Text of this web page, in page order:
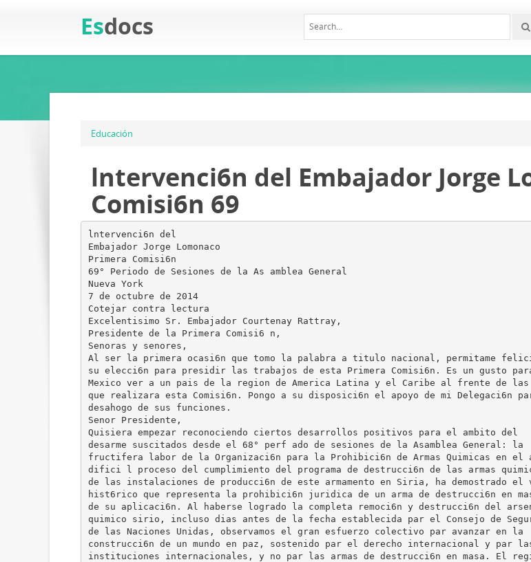
Esdocs
Educación
lntervenci6n del Embajador Jorge
Comisi6n 69
lntervenci6n del
Embajador Jorge Lomonaco
Primera Comisi6n
69° Periodo de Sesiones de la As amblea General
Nueva York
7 de octubre de 2014
Cotejar contra lectura
Excelentisimo Sr. Embajador Courtenay Rattray,
Presidente de la Primera Comisi6 n,
Senoras y senores,
Al ser la primera ocasi6n que tomo la palabra a titulo nacional, permitame
su elecci6n para presidir las trabajos de esta Primera Comisi6n. Es un gusto
Mexico ver a un pais de la region de America Latina y el Caribe al frente de las
que realizara esta Comisi6n. Pongo a su disposici6n el apoyo de mi Delegaci6n
desahogo de sus funciones.
Senor Presidente,
Quisiera empezar reconociendo ciertos desarrollos positivos para el ambito del
desarme suscitados desde el 68° perf ado de sesiones de la Asamblea General: la
fructifera labor de la Organizaci6n para la Prohibici6n de Armas Quimicas en el
difici l proceso del cumplimiento del programa de destrucci6n de las armas
de las instalaciones de producci6n de este armamento en Siria, ha demostrado el
hist6rico que representa la prohibici6n juridica de un arma de destrucci6n en
de su aplicaci6n. Al haberse logrado la completa remoci6n y destrucci6n del
quimico sirio, incluso dias antes de la fecha establecida par el Consejo de
de las Naciones Unidas, observamos el gran esfuerzo colectivo par avanzar en la
construcci6n de un mundo en paz, sostenido par el derecho internacional y par
instituciones internacionales, y no par las armas de destrucci6n en masa. El